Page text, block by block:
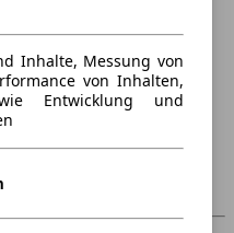
Inhalte, Messung von
von Inhalten,
Entwicklung und